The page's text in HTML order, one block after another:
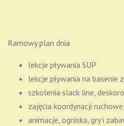
Ramowy plan dnia
lekcje pływania SUP
lekcje pływania na basenie
szkolenia slack line,
zajęcia koordynacji
animacje, ogniska, gry i